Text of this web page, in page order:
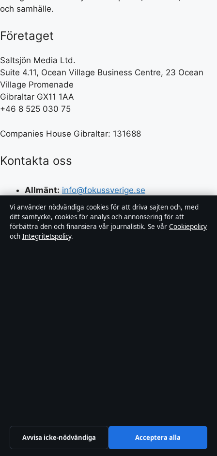
och samhälle.
Företaget
Saltsjön Media Ltd.
Suite 4.11, Ocean Village Business Centre, 23 Ocean
Village Promenade
Gibraltar GX11 1AA
+46 8 525 030 75
Companies House Gibraltar: 131688
Kontakta oss
Allmänt: info@fokussverige.se
editorial@fokussverige.se
tips@fokussverige.se
Vi använder nödvändiga cookies för att driva sajten och, med
ditt samtycke, cookies för analys och annonsering för att
förbättra den och finansiera vår journalistik. Se vår Cookiepolicy
och Integritetspolicy.
Avvisa icke-nödvändiga Acceptera alla